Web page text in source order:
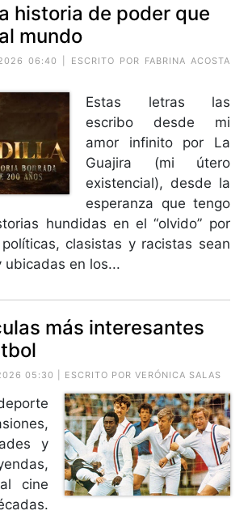
historia de poder que
mundo
06:40 | ESCRITO POR FABRINA ACOSTA
Estas letras las
escribo desde mi
amor infinito por La
Guajira (mi útero
existencial), desde la
esperanza que tengo
hundidas en el “olvido” por
clasistas y racistas sean
ubicadas en los...
más interesantes
05:30 | ESCRITO POR VERÓNICA SALAS
y
cine